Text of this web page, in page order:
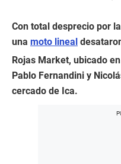
Con total desprecio por
una moto lineal
Rojas Market, ubicado
Pablo Fernandini y
cercado de Ica.